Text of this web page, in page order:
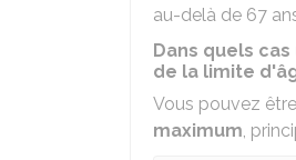
au-delà de 67
Dans quels
de la limite
Vous pouvez
maximum,